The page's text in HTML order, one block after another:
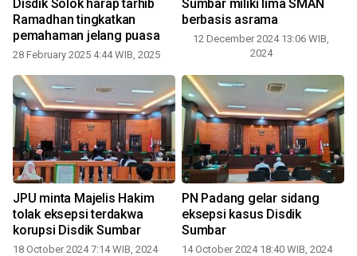
Disdik Solok harap tarhib
Ramadhan tingkatkan
pemahaman jelang puasa
28 February 2025 4:44 WIB, 2025
Sumbar miliki lima SMAN
berbasis asrama
12 December 2024 13:06 WIB,
2024
JPU minta Majelis Hakim
tolak eksepsi terdakwa
korupsi Disdik Sumbar
18 October 2024 7:14 WIB, 2024
PN Padang gelar sidang
eksepsi kasus Disdik
Sumbar
14 October 2024 18:40 WIB, 2024